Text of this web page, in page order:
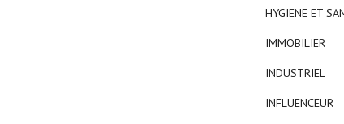
HYGIENE ET
IMMOBILIER
INDUSTRIEL
INFLUENCEUR